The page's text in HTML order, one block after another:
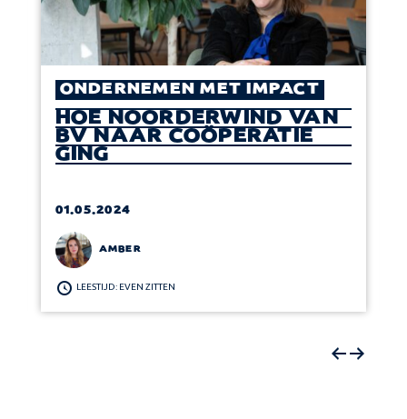
ONDERNEMEN MET IMPACT
HOE NOORDERWIND VAN
BV NAAR COÖPERATIE
GING
01.05.2024
AMBER
LEESTIJD: EVEN ZITTEN